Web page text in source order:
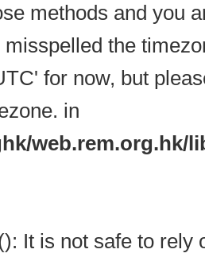
methods and you
the
for now, but
in
web.rem.org.hk/
It is not safe to rely